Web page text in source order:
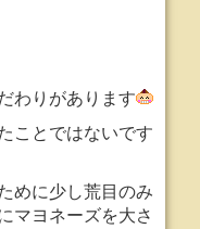
わりがあります
ことではないです
めに少し荒目のみ
マヨネーズを大さ